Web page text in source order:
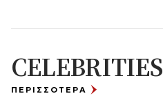
CELEBRITIES
ΠΕΡΙΣΣΟΤΕΡΑ